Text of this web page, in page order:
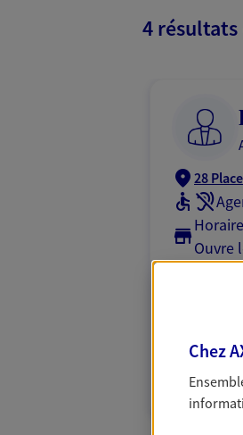
4
28
Ouvre
N° Orias *
(25003661)
Chez